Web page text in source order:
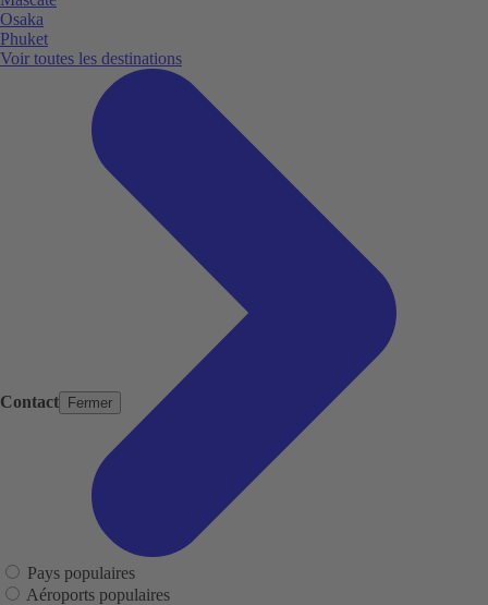
Contact Fermer
Osaka
Phuket
Voir toutes les destinations
Pays populaires
Aéroports populaires